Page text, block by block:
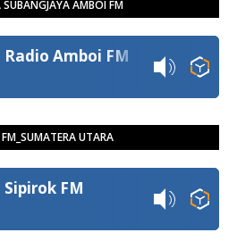
AMBOI FM
Radio Amboi FM
UTARA
Sipirok FM